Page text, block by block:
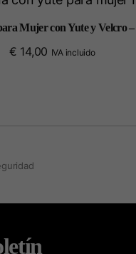
Mujer con Yute y Velcro
€ 14,00 IVA incluido